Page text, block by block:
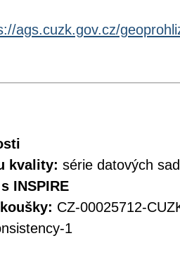
ags.cuzk.gov.cz/
kvality: série datových sad
INSPIRE
CZ-00025712-
1